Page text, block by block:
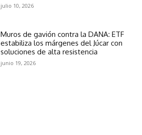
julio 10, 2026
Muros de gavión contra la DANA: ETF
estabiliza los márgenes del Júcar con
soluciones de alta resistencia
junio 19, 2026